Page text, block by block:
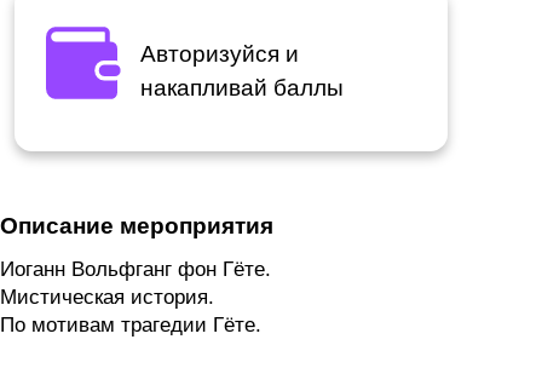
Авторизуйся и
накапливай баллы
Описание мероприятия
Иоганн Вольфганг фон Гёте.
Мистическая история.
По мотивам трагедии Гёте.